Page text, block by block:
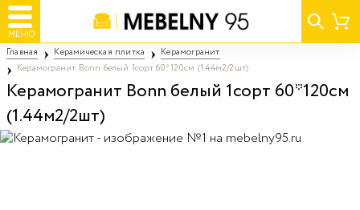
МЕНЮ
Главная Керамическая плитка
Керамогранит
Керамогранит Bonn белый 1сорт 60*120см (1.44м2/2шт)
Керамогранит Bonn белый 1сорт 60*120см
(1.44м2/2шт)